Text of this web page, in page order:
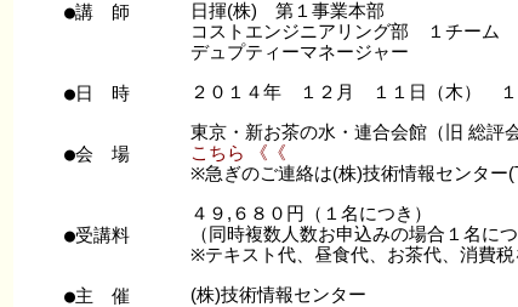
●講 師
日揮(株) 第１事業本部
コストエンジニアリング部 １チーム
デュプティーマネージャー
●日 時 ２０１４年 １２月 １１日（木） １
●会 場
東京・新お茶の水・連合会館（旧 総
こちら 《《
※急ぎのご連絡は(株)技術情報センター
●受講料
４９,６８０円（１名につき）
（同時複数人数お申込みの場合１名に
※テキスト代、昼食代、お茶代、消費税
●主 催 (株)技術情報センター